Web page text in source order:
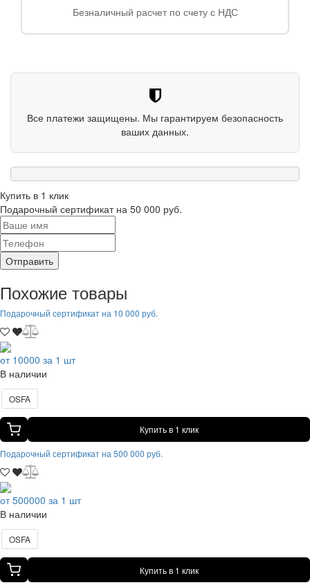
Безналичный расчет по счету с НДС
Все платежи защищены. Мы гарантируем безопасность
ваших данных.
Купить в 1 клик
Подарочный сертификат на 50 000 руб.
Отправить
Похожие товары
Подарочный сертификат на 10 000 руб.
от 10000 за 1 шт
В наличии
OSFA
Купить в 1 клик
Подарочный сертификат на 500 000 руб.
от 500000 за 1 шт
В наличии
OSFA
Купить в 1 клик